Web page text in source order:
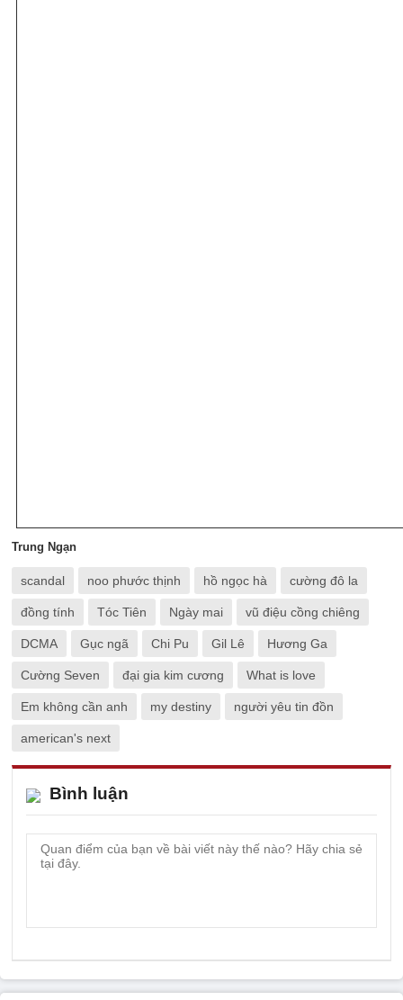
Trung Ngạn
scandal noo phước thịnh hồ ngọc hà cường đô la
đồng tính Tóc Tiên Ngày mai vũ điệu cồng chiêng
DCMA Gục ngã Chi Pu Gil Lê Hương Ga
Cường Seven đại gia kim cương What is love
Em không cần anh my destiny người yêu tin đồn
american's next
Bình luận